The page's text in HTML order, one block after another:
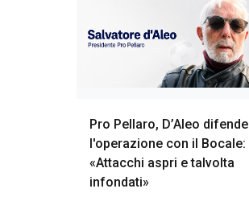
Pro Pellaro, D’Aleo difende
l'operazione con il Bocale:
«Attacchi aspri e talvolta
infondati»